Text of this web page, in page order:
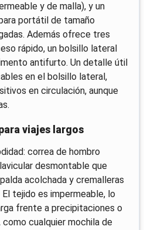
y de malla), y un
portátil de tamaño
Además ofrece tres
rápido, un bolsillo lateral
antifurto. Un detalle útil
en el bolsillo lateral,
en circulación, aunque
viajes largos
correa de hombro
desmontable que
acolchada y cremalleras
tejido es impermeable, lo
frente a precipitaciones o
cualquier mochila de